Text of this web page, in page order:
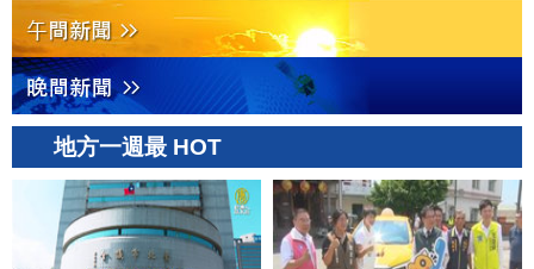
地方一週最 HOT